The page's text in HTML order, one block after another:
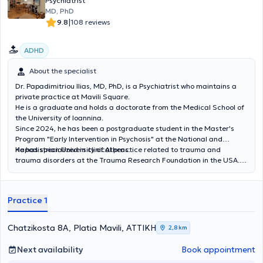
πανδημίας COVID-19. Σήμερα συνεργάζεται με υπηρεσίες
κοινοτικής ψυχικής υγείας, εφαρμόζοντας προσαρμοσμένες
Είναι απόφοιτος της Ιατρικής Σχολής του Πανεπιστημίου Πατρών,
κάτοχος μεταπτυχιακού τίτλου στην Ψυχική Υγεία από το Εθνικό και
ακαδημαϊκή της εξέλιξη στον τομέα της Ιατρικής Ακριβείας και των
Νέων Θεραπειών στο Ελληνικό Ανοικτό Πανεπιστήμιο. Παράλληλα,
συμμετέχει ενεργά στην επιστημονική κοινότητα μέσω ειδικών
εκπαιδευτικών προγραμμάτων καθώς και επιμορφωτικών
σεμιναρίων. Είναι μέλος του Ιατρικού Συλλόγου Αθηνών και της
Ελληνικής Ψυχιατρικής Εταιρείας.
MD, PhD
9.8|108 reviews
ADHD
About the specialist
Dr. Papadimitriou Ilias, MD, PhD, is a Psychiatrist who maintains a
private practice at Mavili Square.
He is a graduate and holds a doctorate from the Medical School of
the University of Ioannina.
Since 2024, he has been a postgraduate student in the Master's
Program "Early Intervention in Psychosis" at the National and
Kapodistrian University of Athens.
He has specialized in clinical practice related to trauma and
trauma disorders at the Trauma Research Foundation in the USA.
Hospital of Leros and at the General Hospital of Athens "G.
collaborates with the "Babel Day Center" within the framework of
the "Prometheus" program for the psychosocial support of
individuals with torture experiences, and with the "Galinos" Mental
Health Institute, working with individuals facing mental health
challenges and seeking mental health support services in the
community.
Practice 1
Chatzikosta 8A, Platia Mavili, ΑΤΤΙΚΗ 2,8 km
Next availability Book appointment